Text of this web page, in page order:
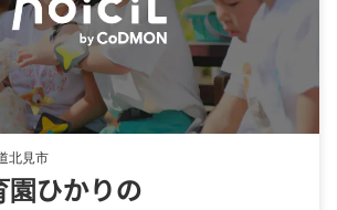
北見市
ひかりの